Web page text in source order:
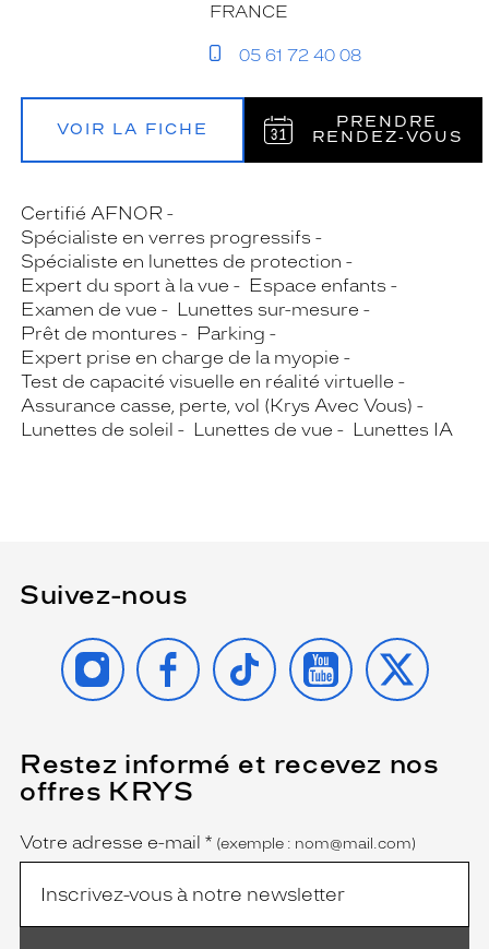
FRANCE
05 61 72 40 08
VOIR LA FICHE
PRENDRE
RENDEZ‑VOUS
Certifié AFNOR
Spécialiste en verres progressifs
Spécialiste en lunettes de protection
Expert du sport à la vue
Espace enfants
Examen de vue
Lunettes sur-mesure
Prêt de montures
Parking
Expert prise en charge de la myopie
Test de capacité visuelle en réalité virtuelle
Assurance casse, perte, vol (Krys Avec Vous)
Lunettes de soleil
Lunettes de vue Lunettes IA
Suivez-nous
INSTAGRAMFACEBOOK
TIKTOK YOUTUBE
X
Restez informé et recevez nos
offres KRYS
Name
Votre adresse e-mail *
(Ce
champ
est
obligatoire)
(exemple : nom@mail.com)